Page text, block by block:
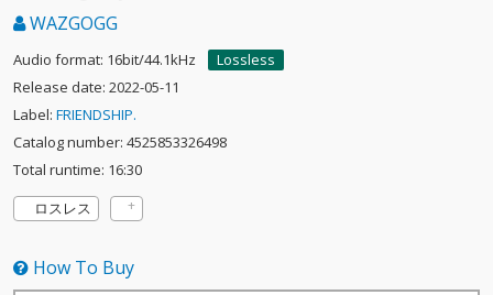
WAZGOGG
Audio format: 16bit/44.1kHz
Lossless
Release date: 2022-05-11
Label: FRIENDSHIP.
Catalog number: 4525853326498
Total runtime: 16:30
ロスレス
How To Buy